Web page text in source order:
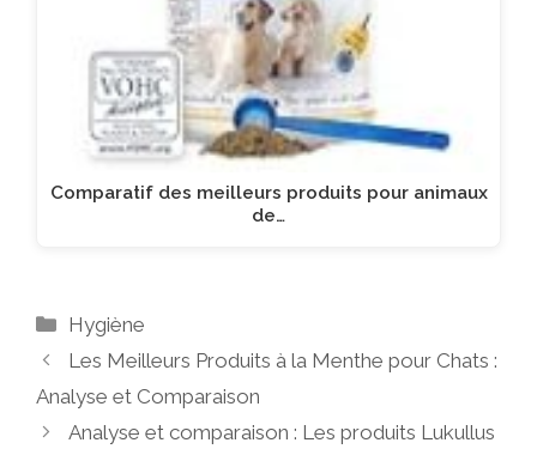
Comparatif des meilleurs produits pour animaux
de…
Catégories
Hygiène
Les Meilleurs Produits à la Menthe pour Chats :
Analyse et Comparaison
Analyse et comparaison : Les produits Lukullus